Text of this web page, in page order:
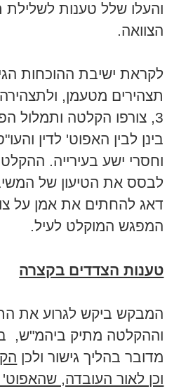
והעלו שלל טענות
הצוואה.
לקראת ישיבת ההוכחות
תצהירים מטעמן,
3, צורפו הקלטה ותמלול
בינן לבין האפוט' לדין
וחסרי ישע בעירייה.
לבסס את הטיעון של
דאג להחתים את אמן על
המפגש המוקלט לעיל.
טענות הצדדים בקצרה
המבקש ביקש לגרוע את
וההקלטה מתיק ביהמ"ש,
מדובר בהליך גישור ולכן
וכן לאור העובדה, שהאפוט'